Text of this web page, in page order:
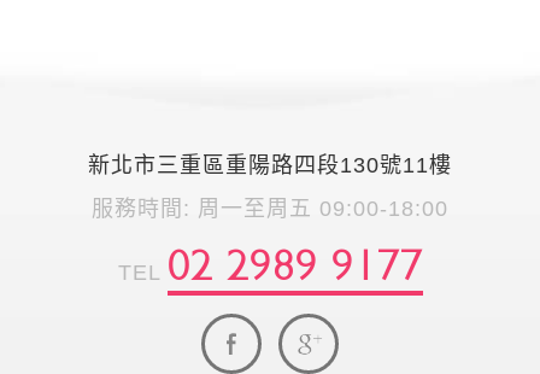
新北市三重區重陽路四段130號11樓
服務時間: 周一至周五 09:00-18:00
TEL 02 2989 9177